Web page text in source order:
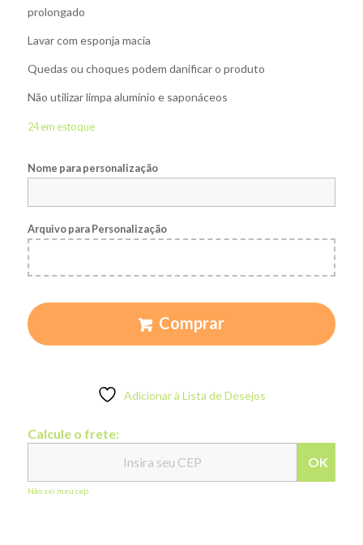
prolongado
Lavar com esponja macia
Quedas ou choques podem danificar o produto
Não utilizar limpa alumínio e saponáceos
24 em estoque
Nome para personalização
Arquivo para Personalização
Comprar
Adicionar à Lista de Desejos
Calcule o frete:
OK
Não sei meu cep